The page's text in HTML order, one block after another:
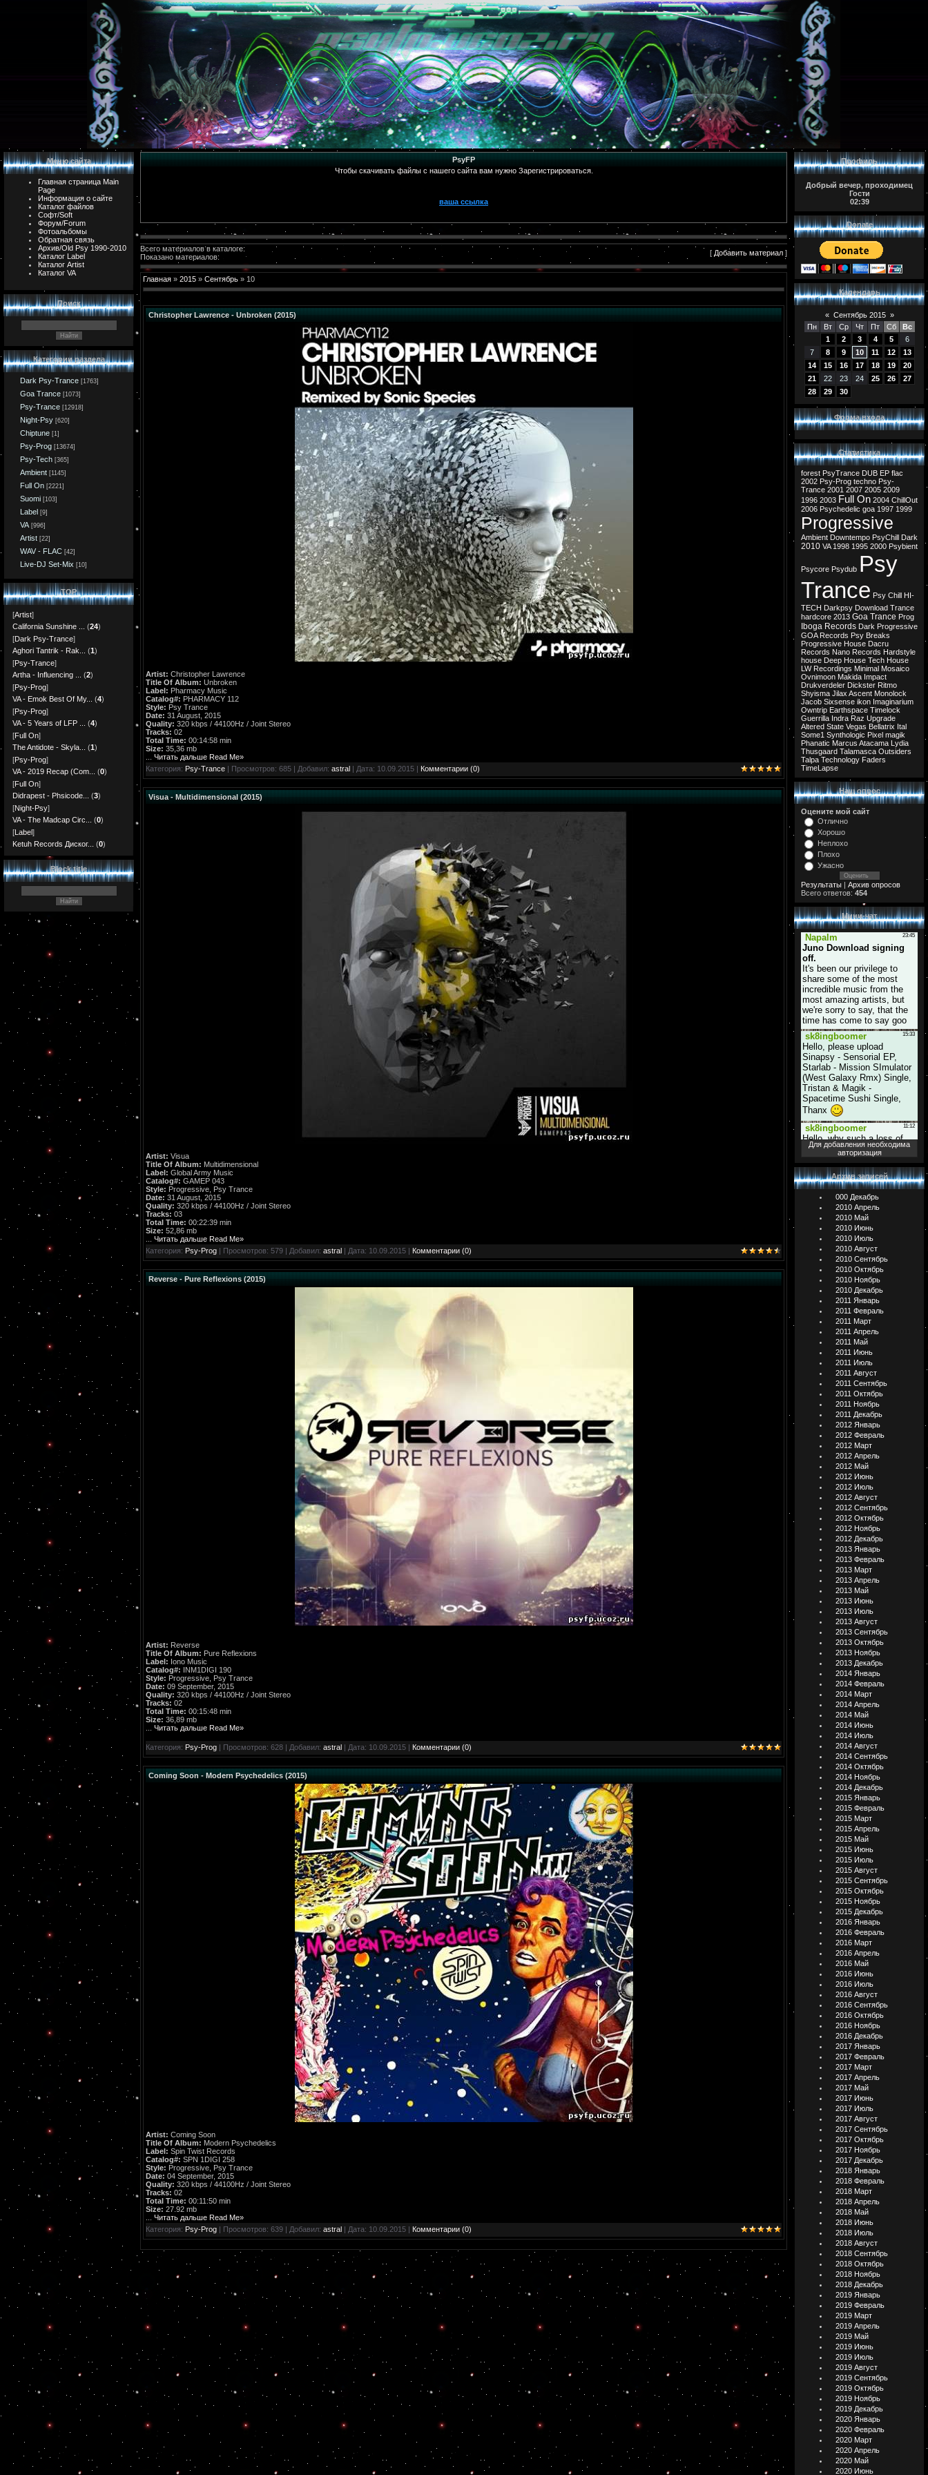
Меню сайта
Главная страница Main
Page
Информация о сайте
Каталог файлов
Софт/Soft
Форум/Forum
Фотоальбомы
Обратная связь
Архив/Old Psy 1990-2010
Каталог Label
Каталог Artist
Каталог VA
Поиск
Категории раздела
Dark Psy-Trance [1763]
Goa Trance [1073]
Psy-Trance [12918]
Night-Psy [620]
Chiptune [1]
Psy-Prog [13674]
Psy-Tech [365]
Ambient [1145]
Full On [2221]
Suomi [103]
Label [9]
VA [996]
Artist [22]
WAV - FLAC [42]
Live-DJ Set-Mix [10]
TOP
[Artist]
California Sunshine ...
(24)
[Dark Psy-Trance]
Aghori Tantrik - Rak...
(1)
[Psy-Trance]
Artha - Influencing ...
(2)
[Psy-Prog]
VA - Emok Best Of My...
(4)
[Psy-Prog]
VA - 5 Years of LFP ...
(4)
[Full On]
The Antidote - Skyla...
(1)
[Psy-Prog]
VA - 2019 Recap (Com...
(0)
[Full On]
Didrapest - Phsicode...
(3)
[Night-Psy]
VA - The Madcap Circ...
(0)
[Label]
Ketuh Records Диског...
(0)
Block title
PsyFP
Чтобы скачивать файлы с нашего сайта вам нужно Зарегистрироваться.
ваша ссылка
Всего материалов в каталоге:
Показано материалов:
[ Добавить материал ]
Главная » 2015 » Сентябрь » 10
Christopher Lawrence - Unbroken (2015)
Artist: Christopher Lawrence
Title Of Album: Unbroken
Label: Pharmacy Music
Catalog#: PHARMACY 112
Style: Psy Trance
Date: 31 August, 2015
Quality: 320 kbps / 44100Hz / Joint Stereo
Tracks: 02
Total Time: 00:14:58 min
Size: 35,36 mb
Читать дальше Read Me»
Категория: Psy-Trance | Просмотров: 685 | Добавил: astral | Дата: 10.09.2015 | Комментарии (0)
Visua - Multidimensional (2015)
Artist: Visua
Title Of Album: Multidimensional
Label: Global Army Music
Catalog#: GAMEP 043
Style: Progressive, Psy Trance
Date: 31 August, 2015
Quality: 320 kbps / 44100Hz / Joint Stereo
Tracks: 03
Total Time: 00:22:39 min
Size: 52,86 mb
Читать дальше Read Me»
Категория: Psy-Prog | Просмотров: 579 | Добавил: astral | Дата: 10.09.2015 | Комментарии (0)
Reverse - Pure Reflexions (2015)
Artist: Reverse
Title Of Album: Pure Reflexions
Label: Iono Music
Catalog#: INM1DIGI 190
Style: Progressive, Psy Trance
Date: 09 September, 2015
Quality: 320 kbps / 44100Hz / Joint Stereo
Tracks: 02
Total Time: 00:15:48 min
Size: 36,89 mb
Читать дальше Read Me»
Категория: Psy-Prog | Просмотров: 628 | Добавил: astral | Дата: 10.09.2015 | Комментарии (0)
Coming Soon - Modern Psychedelics (2015)
Artist: Coming Soon
Title Of Album: Modern Psychedelics
Label: Spin Twist Records
Catalog#: SPN 1DIGI 258
Style: Progressive, Psy Trance
Date: 04 September, 2015
Quality: 320 kbps / 44100Hz / Joint Stereo
Tracks: 02
Total Time: 00:11:50 min
Size: 27.92 mb
Читать дальше Read Me»
Категория: Psy-Prog | Просмотров: 639 | Добавил: astral | Дата: 10.09.2015 | Комментарии (0)
Профиль
Добрый вечер, проходимец
Гости
02:39
Donate
Календарь
« Сентябрь 2015 »
Пн
Вт Ср Чт Пт Сб
Вс
1
2 3 4 5
6
7
8 9 10 11 12
13
14
15 16 17 18 19
20
21
22 23 24 25 26
27
28
29 30
Форма входа
Статистика
forest PsyTrance DUB EP flac
2002 Psy-Prog techno Psy-
Trance 2001 2007 2005 2009
1996 2003 Full On 2004 ChillOut
2006 Psychedelic goa 1997 1999
Progressive
Ambient Downtempo PsyChill Dark
2010 VA 1998 1995 2000 Psybient
Psycore Psydub Psy
Trance Psy Chill HI-
TECH Darkpsy Download Trance
hardcore 2013 Goa Trance Prog
Iboga Records Dark Progressive
GOA Records Psy Breaks
Progressive House Dacru
Records Nano Records Hardstyle
house Deep House Tech House
LW Recordings Minimal Mosaico
Ovnimoon Makida Impact
Drukverdeler Dickster Ritmo
Shyisma Jilax Ascent Monolock
Jacob Sixsense ikon Imaginarium
Owntrip Earthspace Timelock
Guerrilla Indra Raz Upgrade
Altered State Vegas Bellatrix Ital
Some1 Synthologic Pixel magik
Phanatic Marcus Atacama Lydia
Thusgaard Talamasca Outsiders
Talpa Technology Faders
TimeLapse
Наш опрос
Оцените мой сайт
Отлично
Хорошо
Неплохо
Плохо
Ужасно
Результаты | Архив опросов
Всего ответов: 454
Мини-чат
Для добавления необходима
авторизация
Архив записей
000 Декабрь
2010 Апрель
2010 Май
2010 Июнь
2010 Июль
2010 Август
2010 Сентябрь
2010 Октябрь
2010 Ноябрь
2010 Декабрь
2011 Январь
2011 Февраль
2011 Март
2011 Апрель
2011 Май
2011 Июнь
2011 Июль
2011 Август
2011 Сентябрь
2011 Октябрь
2011 Ноябрь
2011 Декабрь
2012 Январь
2012 Февраль
2012 Март
2012 Апрель
2012 Май
2012 Июнь
2012 Июль
2012 Август
2012 Сентябрь
2012 Октябрь
2012 Ноябрь
2012 Декабрь
2013 Январь
2013 Февраль
2013 Март
2013 Апрель
2013 Май
2013 Июнь
2013 Июль
2013 Август
2013 Сентябрь
2013 Октябрь
2013 Ноябрь
2013 Декабрь
2014 Январь
2014 Февраль
2014 Март
2014 Апрель
2014 Май
2014 Июнь
2014 Июль
2014 Август
2014 Сентябрь
2014 Октябрь
2014 Ноябрь
2014 Декабрь
2015 Январь
2015 Февраль
2015 Март
2015 Апрель
2015 Май
2015 Июнь
2015 Июль
2015 Август
2015 Сентябрь
2015 Октябрь
2015 Ноябрь
2015 Декабрь
2016 Январь
2016 Февраль
2016 Март
2016 Апрель
2016 Май
2016 Июнь
2016 Июль
2016 Август
2016 Сентябрь
2016 Октябрь
2016 Ноябрь
2016 Декабрь
2017 Январь
2017 Февраль
2017 Март
2017 Апрель
2017 Май
2017 Июнь
2017 Июль
2017 Август
2017 Сентябрь
2017 Октябрь
2017 Ноябрь
2017 Декабрь
2018 Январь
2018 Февраль
2018 Март
2018 Апрель
2018 Май
2018 Июнь
2018 Июль
2018 Август
2018 Сентябрь
2018 Октябрь
2018 Ноябрь
2018 Декабрь
2019 Январь
2019 Февраль
2019 Март
2019 Апрель
2019 Май
2019 Июнь
2019 Июль
2019 Август
2019 Сентябрь
2019 Октябрь
2019 Ноябрь
2019 Декабрь
2020 Январь
2020 Февраль
2020 Март
2020 Апрель
2020 Май
2020 Июнь